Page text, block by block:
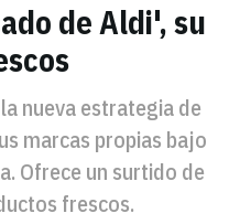
de Aldi', su
nueva estrategia de
marcas propias bajo
Ofrece un surtido de
frescos.